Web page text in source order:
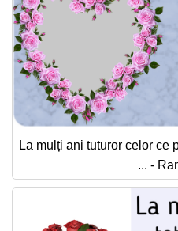
Felicitari cu nume
Felicitari persoane
Felicitari personalizate
Felicitari varsta
Felicitari zile saptamana
La mulți ani tuturor celor ce
... -